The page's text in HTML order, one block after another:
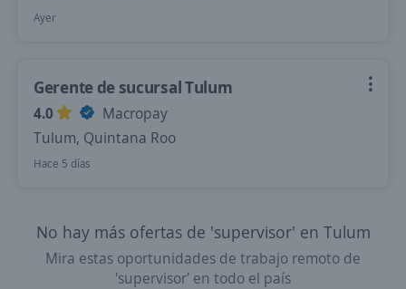
Ayer
Gerente de sucursal Tulum
4.0
Macropay
Tulum, Quintana Roo
Hace 5 días
No hay más ofertas de 'supervisor' en Tulum
Mira estas oportunidades de trabajo remoto de
'supervisor' en todo el país